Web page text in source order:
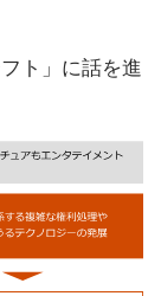
ト」に話を進